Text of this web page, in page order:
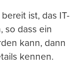
ist, das IT-
so dass ein
kann, dann
kennen.